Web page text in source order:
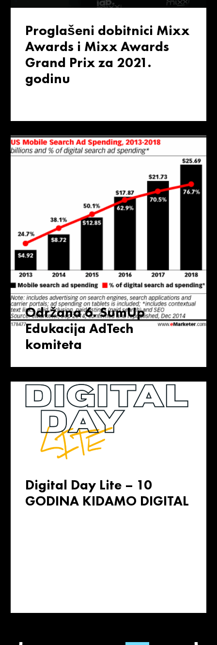
Proglašeni dobitnici Mixx
Awards i Mixx Awards
Grand Prix za 2021.
godinu
Održana 6. SumUp
Edukacija AdTech
komiteta
Digital Day Lite – 10
GODINA KIDAMO DIGITAL